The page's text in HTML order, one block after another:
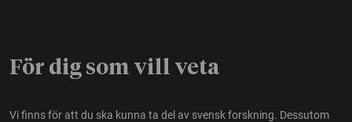
För dig som vill veta
Vi finns för att du ska kunna ta del av svensk forskning. Dessutom